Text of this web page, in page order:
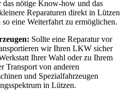
nötige Know-how und das
Reparaturen direkt in Lützen
eine Weiterfahrt zu ermöglichen.
Sollte eine Reparatur vor
wir Ihren LKW sicher
Ihrer Wahl oder zu Ihrem
Transport von anderen
und Spezialfahrzeugen
in Lützen.